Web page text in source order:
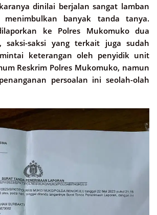
dinilai berjalan sangat lamban
menimbulkan banyak tanda tanya.
ke Polres Mukomuko dua
saksi-saksi yang terkait juga sudah
keterangan oleh penyidik unit
Reskrim Polres Mukomuko, namun
persoalan ini seolah-olah